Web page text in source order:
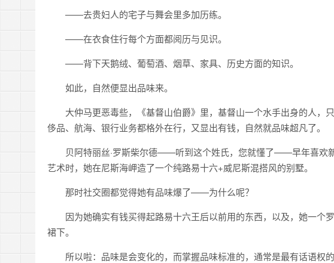
——去贵妇人的宅子与舞会里多加历练。
——在衣食住行每个方面都阅历与见识。
——背下天鹅绒、葡萄酒、烟草、家具、历史方面的知识。
如此，自然便显出品味来。
大仲马更恶毒些，《基督山伯爵》里，基督山一个水手出身的人，
侈品、航海、银行业务都格外在行，又显出有钱，自然就品味超凡了。
贝阿特丽丝·罗斯柴尔德——听到这个姓氏，您就懂了——早年喜欢
艺术时，她在尼斯海岬造了一个纯路易十六+威尼斯混搭风的别墅。
那时社交圈都觉得她有品味爆了——为什么呢？
因为她确实有钱买得起路易十六王后以前用的东西，以及，她一个
裙下。
所以啦：品味是会变化的，而掌握品味标准的，通常是最有话语权的